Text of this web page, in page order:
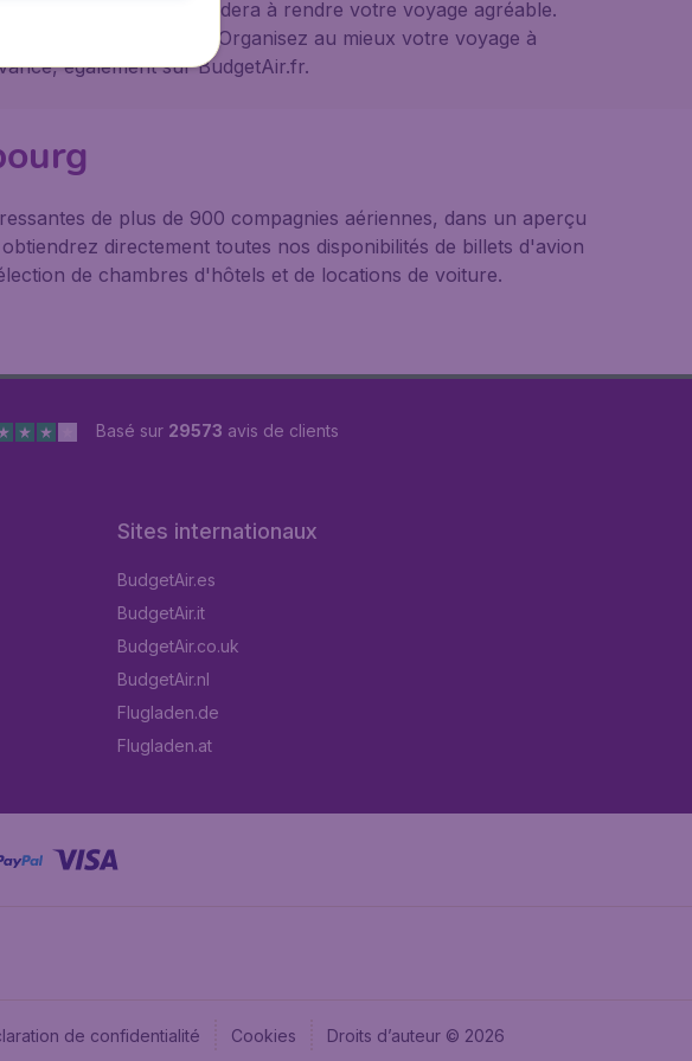
BudgetAir vous aidera à rendre votre voyage agréable.
sur sa page dédiée. Organisez au mieux votre voyage à
également sur BudgetAir.fr.
de plus de 900 compagnies aériennes, dans un aperçu
directement toutes nos disponibilités de billets d'avion
de chambres d'hôtels et de locations de voiture.
Basé sur 29573 avis de clients
Sites internationaux
BudgetAir.es
BudgetAir.it
BudgetAir.co.uk
BudgetAir.nl
Flugladen.de
Flugladen.at
de confidentialité Cookies Droits d’auteur © 2026